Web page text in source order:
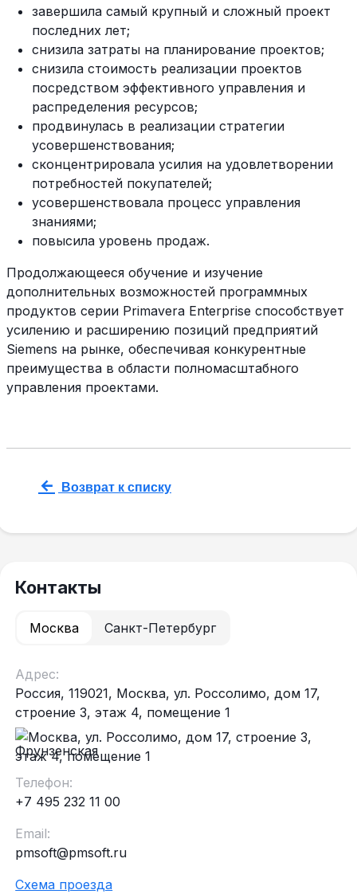
завершила самый крупный и сложный проект
последних лет;
снизила затраты на планирование проектов;
снизила стоимость реализации проектов
посредством эффективного управления и
распределения ресурсов;
продвинулась в реализации стратегии
усовершенствования;
сконцентрировала усилия на удовлетворении
потребностей покупателей;
усовершенствовала процесс управления
знаниями;
повысила уровень продаж.
Продолжающееся обучение и изучение
дополнительных возможностей программных
продуктов серии Primavera Enterprise способствует
усилению и расширению позиций предприятий
Siemens на рынке, обеспечивая конкурентные
преимущества в области полномасштабного
управления проектами.
Возврат к списку
Контакты
Москва Санкт-Петербург
Адрес:
Россия, 119021, Москва, ул. Россолимо, дом 17,
строение 3, этаж 4, помещение 1
Фрунзенская
Телефон:
+7 495 232 11 00
Email:
pmsoft@pmsoft.ru
Схема проезда